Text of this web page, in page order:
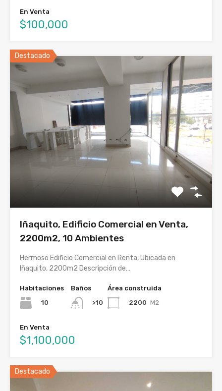
En Venta
$100,000
Destacado
Iñaquito, Edificio Comercial en Venta,
2200m2, 10 Ambientes
Hermoso Edificio Comercial en Renta, Ubicada en
Iñaquito, 2200m2 Descripción de…
Habitaciones
10
Baños
>10
Área construida
2200 M2
En Venta
$1,100,000
Destacado